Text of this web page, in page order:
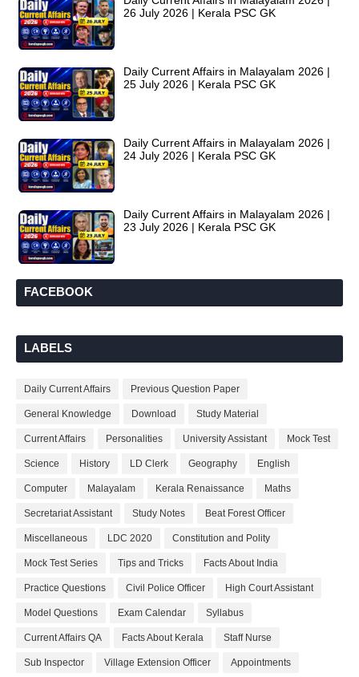
26 July 2026 | Kerala PSC GK
Daily Current Affairs in Malayalam 2026 |
25 July 2026 | Kerala PSC GK
Daily Current Affairs in Malayalam 2026 |
24 July 2026 | Kerala PSC GK
Daily Current Affairs in Malayalam 2026 |
23 July 2026 | Kerala PSC GK
FACEBOOK
LABELS
Daily Current Affairs Previous Question Paper
General Knowledge Download Study Material
Current Affairs Personalities University Assistant Mock Test
Science History LD Clerk Geography English
Computer Malayalam Kerala Renaissance Maths
Secretariat Assistant Study Notes Beat Forest Officer
Miscellaneous LDC 2020 Constitution and Polity
Mock Test Series Tips and Tricks Facts About India
Practice Questions Civil Police Officer High Court Assistant
Model Questions Exam Calendar Syllabus
Current Affairs QA Facts About Kerala Staff Nurse
Sub Inspector Village Extension Officer Appointments